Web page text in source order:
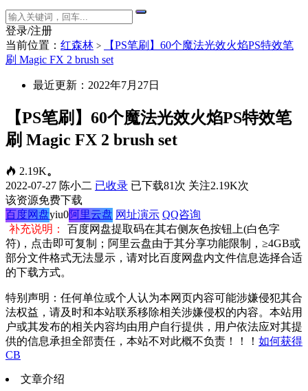
登录/注册
当前位置： 红森林 >
【PS笔刷】60个魔法光效火焰PS特效笔
刷 Magic FX 2 brush set
最近更新：2022年7月27日
【PS笔刷】60个魔法光效火焰PS特效笔
刷 Magic FX 2 brush set
2.19K。
2022-07-27 陈小二 已收录 已下载81次 关注2.19K次
该资源免费下载
百度网盘yiu0阿里云盘 网址演示 QQ咨询
补充说明：
百度网盘提取码在其右侧灰色按钮上(白色字
符)，点击即可复制；阿里云盘由于其分享功能限制，≥4GB或
部分文件格式无法显示，请对比百度网盘内文件信息选择合适
的下载方式。
特别声明：任何单位或个人认为本网页内容可能涉嫌侵犯其合
法权益，请及时和本站联系移除相关涉嫌侵权的内容。本站用
户或其发布的相关内容均由用户自行提供，用户依法应对其提
供的信息承担全部责任，本站不对此概不负责！！！ 如何获得
CB
文章介绍